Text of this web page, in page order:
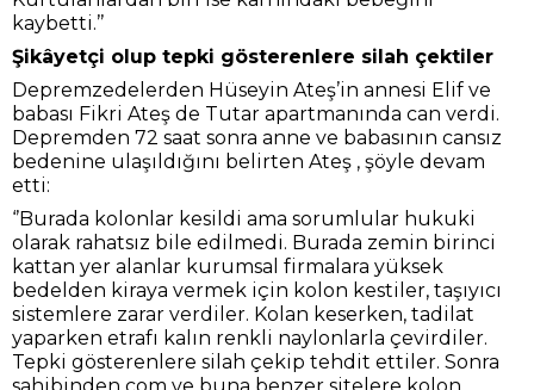
kaybetti.’’
Şikâyetçi olup tepki gösterenlere silah çektiler
Depremzedelerden Hüseyin Ateş’in annesi Elif ve
babası Fikri Ateş de Tutar apartmanında can verdi.
Depremden 72 saat sonra anne ve babasının cansız
bedenine ulaşıldığını belirten Ateş , şöyle devam
etti:
‘’Burada kolonlar kesildi ama sorumlular hukuki
olarak rahatsız bile edilmedi. Burada zemin birinci
kattan yer alanlar kurumsal firmalara yüksek
bedelden kiraya vermek için kolon kestiler, taşıyıcı
sistemlere zarar verdiler. Kolan keserken, tadilat
yaparken etrafı kalın renkli naylonlarla çevirdiler.
Tepki gösterenlere silah çekip tehdit ettiler. Sonra